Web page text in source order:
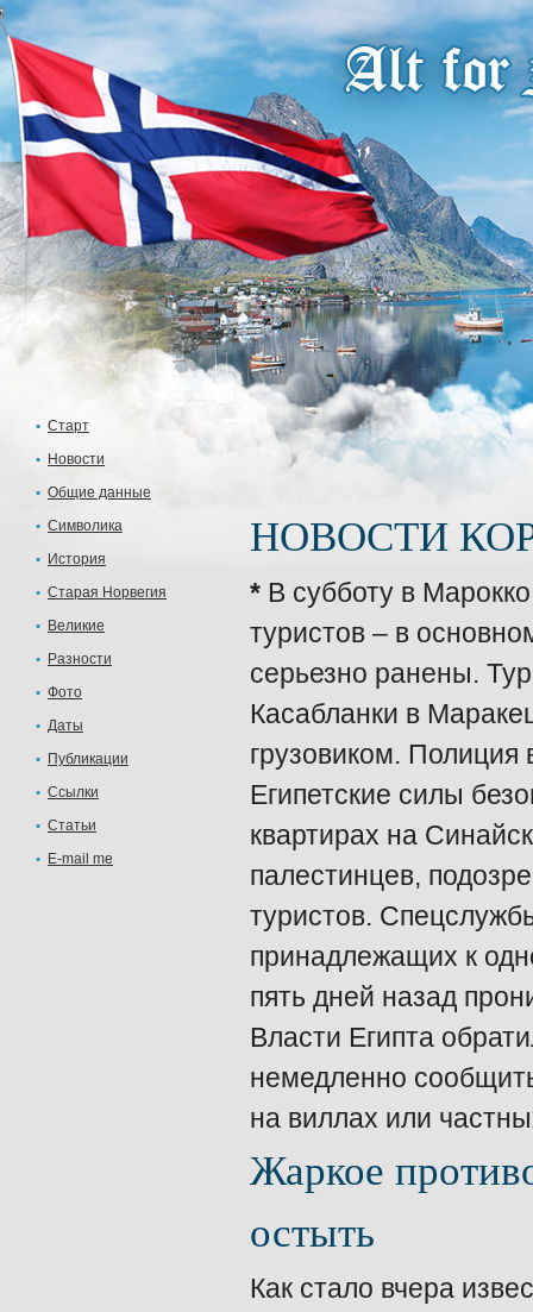
Старт
Новости
Общие данные
Символика
История
Старая Норвегия
Великие
Разности
Фото
Даты
Публикации
Ссылки
Статьи
E-mail me
НОВОСТИ
* В субботу в
туристов – в
серьезно ранены.
Касабланки в
грузовиком. Полиция
Египетские силы
квартирах на
палестинцев,
туристов.
принадлежащих к
пять дней назад
Власти Египта
немедленно
на виллах или
Жаркое
остыть
Как стало вчера